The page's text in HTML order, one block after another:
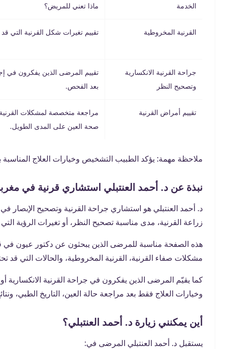
الخدمة ماذا تعني للمريض؟
القرنية المخروطية تقييم تغيرات شكل القرنية التي
جراحة القرنية الانكسارية
وتصحيح النظر
تقييم المرضى الذين يفكرون في
بعد الفحص.
تقييم أمراض القرنية
مراجعة متخصصة لمشكلات القرنية
صحة العين على المدى الطويل.
ملاحظة مهمة: يؤكد الطبيب التشخيص وخيارات العلاج
نبذة عن د. أحمد العنتبلي استشاري قرنية في
د. أحمد العنتبلي هو استشاري جراحة القرنية وتصحيح الإبصار
زراعة القرنية، مدى مناسبة تصحيح النظر، أو تغيرات الرؤية
هذه الصفحة مناسبة للمرضى الذين يبحثون عن دكتور عيون في
مشكلات صفاء القرنية، القرنية المخروطية، والحالات التي قد
كما يقيّم المرضى الذين يفكرون في جراحة القرنية
وخيارات العلاج فقط بعد مراجعة حالة العين، التاريخ الطبي،
أين يمكنني زيارة د. أحمد العنتبلي؟
يستقبل د. أحمد العنتبلي المرضى في: